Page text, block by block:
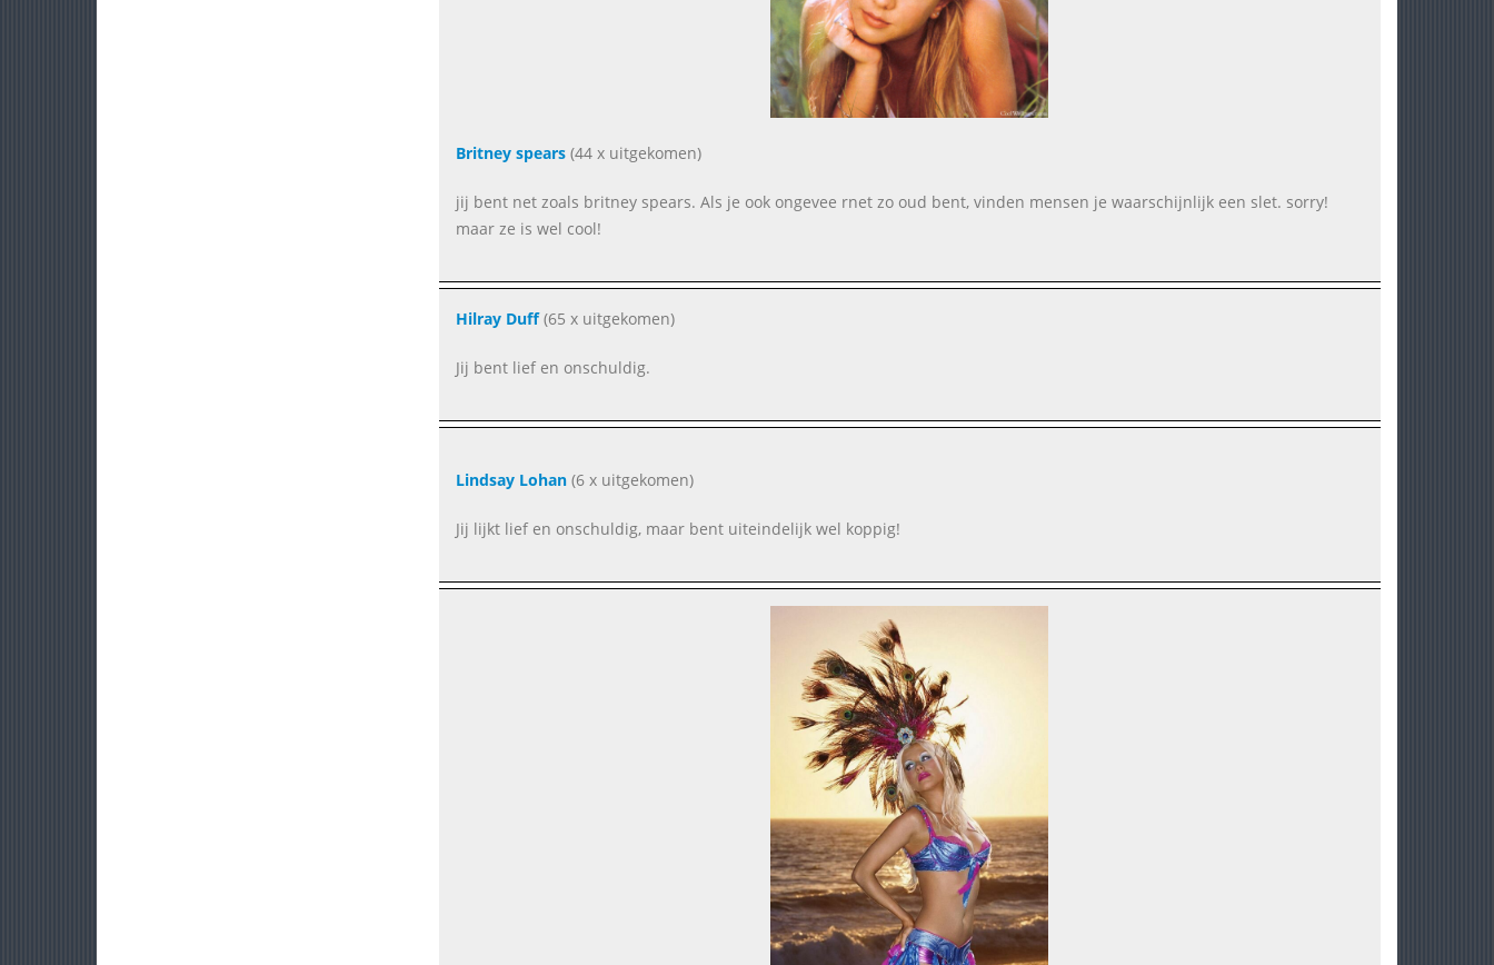
Britney spears(44 x uitgekomen)
jij bent net zoals britney spears. Als je ook ongevee rnet zo oud bent, vinden mensen je waarschijnlijk een slet. sorry!
maar ze is wel cool!
Hilray Duff(65 x uitgekomen)
Jij bent lief en onschuldig.
Lindsay Lohan(6 x uitgekomen)
Jij lijkt lief en onschuldig, maar bent uiteindelijk wel koppig!